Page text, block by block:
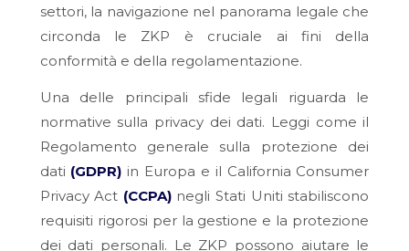
settori, la navigazione nel panorama legale che
circonda le ZKP è cruciale ai fini della
conformità e della regolamentazione.
Una delle principali sfide legali riguarda le
normative sulla privacy dei dati. Leggi come il
Regolamento generale sulla protezione dei
dati (GDPR) in Europa e il California Consumer
Privacy Act (CCPA)negli Stati Uniti stabiliscono
requisiti rigorosi per la gestione e la protezione
dei dati personali. Le ZKP possono aiutare le